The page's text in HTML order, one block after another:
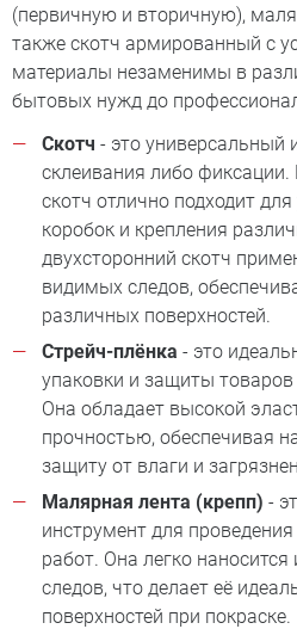
(первичную и вторичную),
также скотч армированный с
материалы незаменимы в
бытовых нужд до
Скотч - это универсальный
склеивания либо
скотч отлично подходит
коробок и крепления
двухсторонний скотч
видимых следов,
различных поверхностей.
Стрейч-плёнка - это
упаковки и защиты товаров
Она обладает высокой
прочностью, обеспечивая
защиту от влаги и
Малярная лента (крепп) -
инструмент для
работ. Она легко наносится
следов, что делает её
поверхностей при покраске.